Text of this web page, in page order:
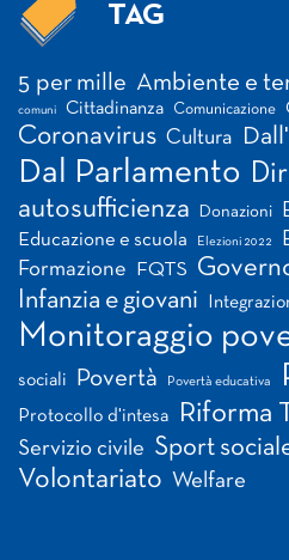
TAG
5 per mille Ambiente e
comuni Cittadinanza Comunicazione
Coronavirus Cultura
Dal Parlamento
autosufficienza
Donazioni
Educazione e scuola Elezioni 2022
Formazione FQTS
Infanzia e giovani
Monitoraggio
sociali Povertà Povertà educativa
Protocollo d'intesa Riforma
Servizio civile Sport
Volontariato Welfare